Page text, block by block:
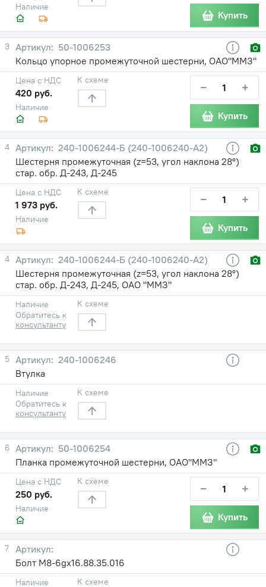
Наличие
Купить
3
50-1006253
Кольцо упорное промежуточной шестерни, ОАО"ММЗ"
Наличие
Цена с НДС
420 руб.
К схеме − +
Купить
4
240-1006244-Б (240-1006240-А2)
Шестерня промежуточная (z=53, угол наклона 28°)
стар. обр. Д-243, Д-245
Наличие
Цена с НДС
1 973 руб.
К схеме − +
Купить
4
240-1006244-Б (240-1006240-А2)
Шестерня промежуточная (z=53, угол наклона 28°)
стар. обр. Д-243, Д-245, ОАО "ММЗ"
Наличие
Обратитесь к
консультанту
К схеме
5
240-1006246
Втулка
Наличие
Обратитесь к
консультанту
К схеме
6
50-1006254
Планка промежуточной шестерни, ОАО"ММЗ"
Наличие
Цена с НДС
250 руб.
К схеме − +
Купить
7
Болт М8-6gх16.88.35.016
Наличие К схеме